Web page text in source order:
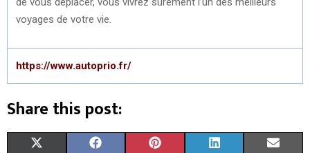
voyages de votre vie.
https://www.autoprio.fr/
Share this post: